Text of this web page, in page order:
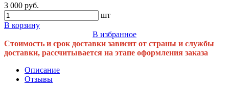
3 000 руб.
шт
В корзину
В избранное
Стоимость и срок доставки зависит от страны и службы
доставки, рассчитывается на этапе оформления заказа
Описание
Отзывы